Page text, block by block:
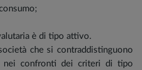
è di tipo attivo.
che si contraddistinguono
nei confronti dei criteri di tipo